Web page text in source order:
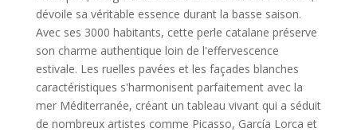
dévoile sa véritable essence durant la basse saison.
Avec ses 3000 habitants, cette perle catalane préserve
son charme authentique loin de l'effervescence
estivale. Les ruelles pavées et les façades blanches
caractéristiques s'harmonisent parfaitement avec la
mer Méditerranée, créant un tableau vivant qui a séduit
de nombreux artistes comme Picasso, García Lorca et